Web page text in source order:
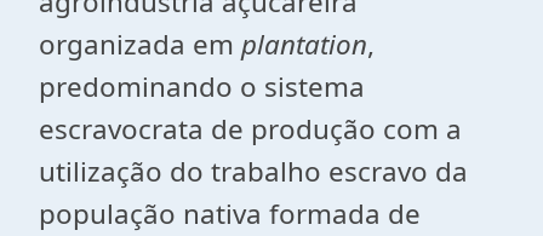
organizada em plantation,
predominando o sistema
escravocrata de produção com a
utilização do trabalho escravo da
população nativa formada de